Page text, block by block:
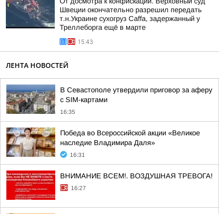
Швеции окончательно разрешил передать
т.н.Украине сухогруз Caffa, задержанный у
Треллеборга ещё в марте
15:43
ЛЕНТА НОВОСТЕЙ
В Севастополе утвердили приговор за аферу
с SIM-картами
16:35
Победа во Всероссийской акции «Великое
наследие Владимира Даля»
16:31
ВНИМАНИЕ ВСЕМ!. ВОЗДУШНАЯ ТРЕВОГА!
16:27